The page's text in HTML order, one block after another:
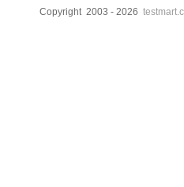
Copyright 2003 - 2026